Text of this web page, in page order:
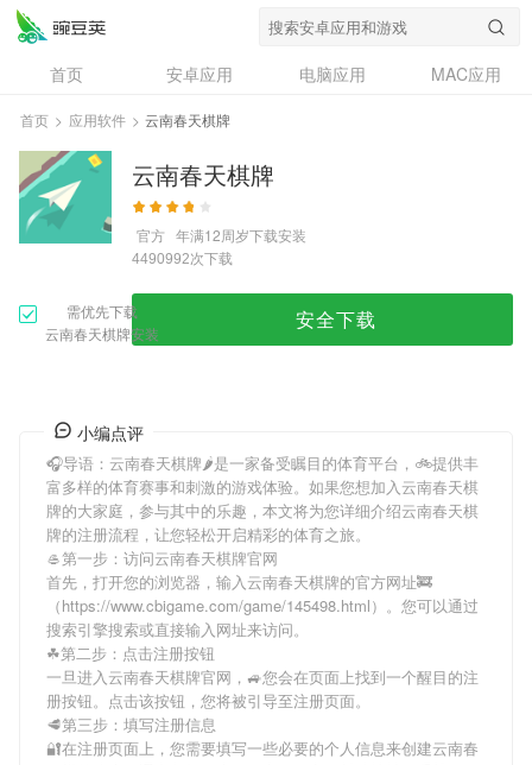
首页 安卓应用 电脑应用
MAC应用
资讯
专题
问答
首页 > 应用软件 > 云南春天棋牌
云南春天棋牌
官方 年满12周岁下载安装
4490992次下载
需优先下载
云南春天棋牌安装
安全下载
小编点评
🎧导语： 云南春天棋牌🌶是一家备受瞩目的体育平台，🚲提供丰
富多样的体育赛事和刺激的游戏体验。如果您想加入云南春天棋
牌的大家庭，参与其中的乐趣，本文将为您详细介绍云南春天棋
牌的注册流程，让您轻松开启精彩的体育之旅。
🥌第一步：访问云南春天棋牌官网
首先，打开您的浏览器，输入云南春天棋牌的官方网址🚒
（https://www.cbigame.com/game/145498.html）。您可以通过
搜索引擎搜索或直接输入网址来访问。
☘第二步：点击注册按钮
一旦进入云南春天棋牌官网，🚙您会在页面上找到一个醒目的注
册按钮。点击该按钮，您将被引导至注册页面。
🥩第三步：填写注册信息
🔐在注册页面上，您需要填写一些必要的个人信息来创建云南春